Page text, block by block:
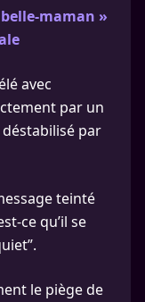
maman »
avec
par un
par
teinté
ce qu’il se
le piège de